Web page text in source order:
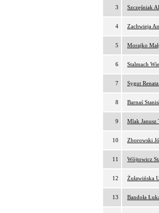
3 Szczęśniak
4 Zachwieja
5 Morajko
6 Stalmach
7 Sygut
8 Barnaś
9 Mlak Janusz
10 Zborowski
11 Wójtowicz
12 Żuławińska
13 Bandoła